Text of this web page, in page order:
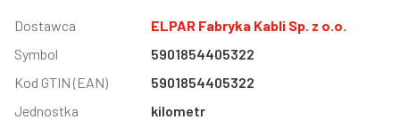
Informacja
Wartość
Dostawca
ELPAR Fabryka Kabli Sp. z o.o.
Symbol
5901854405322
Kod GTIN (EAN)
5901854405322
Jednostka
kilometr